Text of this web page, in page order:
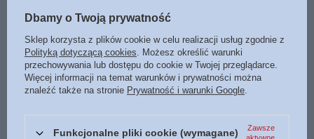
Jak uleczyć zranione serce? -
Joyce Meyer - oprawa miękka
39,90 zł / szt.
C.S. Levis - oprawa miękka
39,90 zł / szt.
Dbamy o Twoją prywatność
Sklep korzysta z plików cookie w celu realizacji usług zgodnie z
Polityką dotyczącą cookies. Możesz określić warunki
przechowywania lub dostępu do cookie w Twojej przeglądarce.
Więcej informacji na temat warunków i prywatności można
znaleźć także na stronie Prywatność i warunki Google.
Funkcjonalne pliki cookie (wymagane)
Zawsze